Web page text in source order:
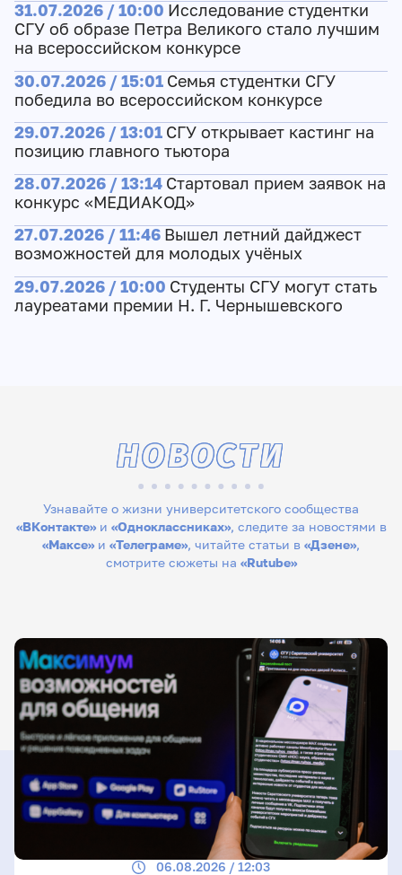
31.07.2026 / 10:00 Исследование студентки
СГУ об образе Петра Великого стало лучшим
на всероссийском конкурсе
30.07.2026 / 15:01 Семья студентки СГУ
победила во всероссийском конкурсе
29.07.2026 / 13:01 СГУ открывает кастинг на
позицию главного тьютора
28.07.2026 / 13:14 Стартовал прием заявок на
конкурс «МЕДИАКОД»
27.07.2026 / 11:46 Вышел летний дайджест
возможностей для молодых учёных
29.07.2026 / 10:00 Студенты СГУ могут стать
лауреатами премии Н. Г. Чернышевского
Узнавайте о жизни университетского сообщества
«ВКонтакте»и «Одноклассниках», следите за новостями в
«Максе» и «Телеграме», читайте статьи в «Дзене»,
смотрите сюжеты на «Rutube»
НОВОСТИ
06.08.2026 / 12:03